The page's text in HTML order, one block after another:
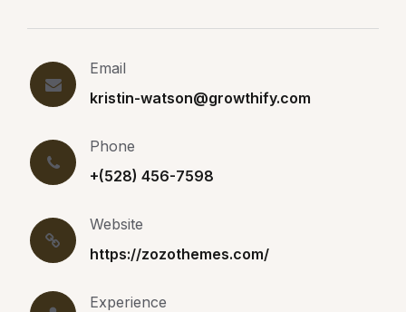
Email
kristin-watson@growthify.com
Phone
+(528) 456-7598
Website
https://zozothemes.com/
Experience